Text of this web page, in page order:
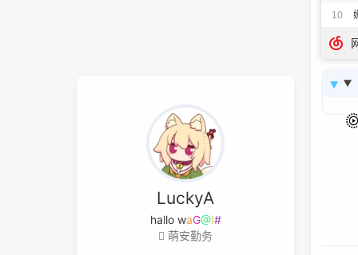
LuckyA
hi %haQ
萌安勤务